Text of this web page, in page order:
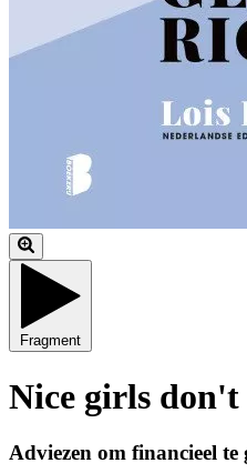
Fragment
Nice girls
Adviezen om financieel te